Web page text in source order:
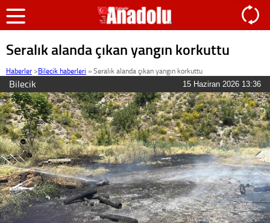
Seralık alanda çıkan yangın korkuttu
Haberler >Bilecik haberleri »Seralık alanda çıkan yangın korkuttu
Bilecik 15 Haziran 2026 13:36